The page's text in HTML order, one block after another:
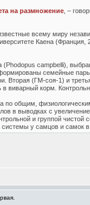
на размножение, –
всему миру
Каена (Франция,
campbelli),
семейные
Вторая (ГМ-соя-1) и
корм.
общим,
в выводках с
и группой чистой
у самцов и